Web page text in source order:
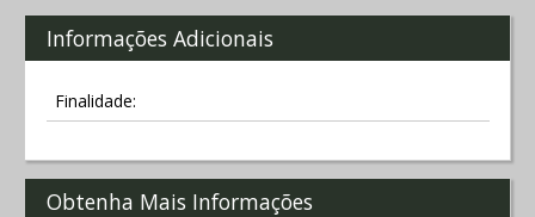
Informações Adicionais
Finalidade:
Obtenha Mais Informações